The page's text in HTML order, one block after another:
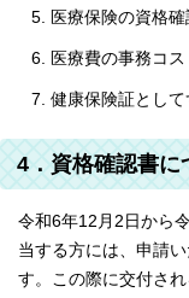
医療保険の資格
医療費の事務コ
健康保険証とし
4．資格確認書に
令和6年12月2日から
当する方には、申請
す。この際に交付さ